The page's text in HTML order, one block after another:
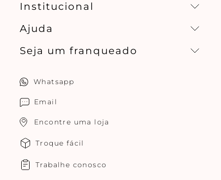
Institucional
Missão, visão e valores
Ajuda
Central de relacionamento
Seja um franqueado
Whatsapp
Email
Encontre uma loja
Troque fácil
Trabalhe conosco